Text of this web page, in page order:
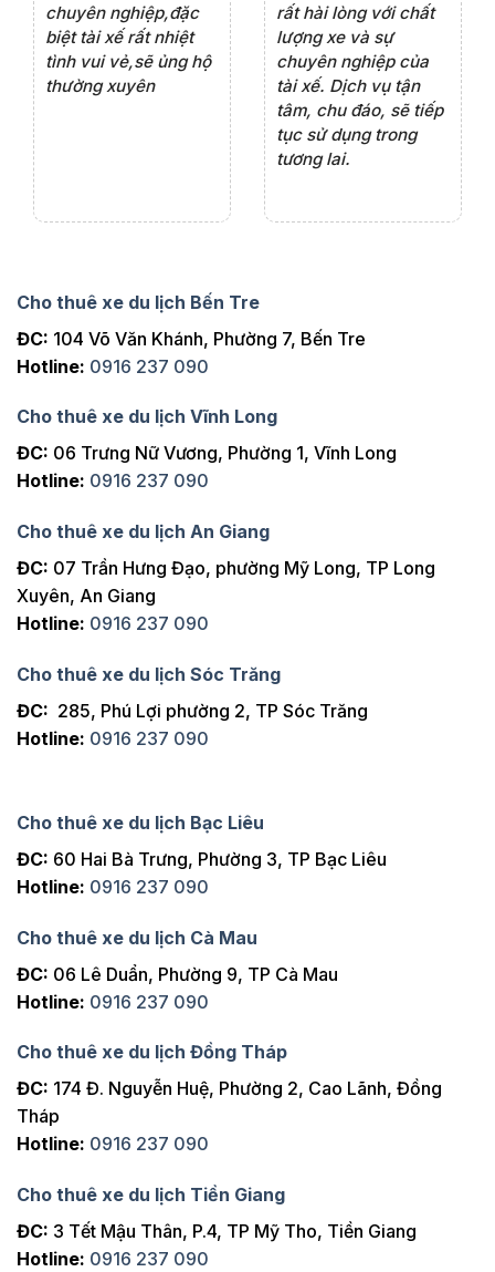
chuyên nghiệp,đặc
biệt tài xế rất nhiệt
tình vui vẻ,sẽ ủng hộ
thường xuyên
rất hài lòng với chất
lượng xe và sự
chuyên nghiệp của
tài xế. Dịch vụ tận
tâm, chu đáo, sẽ tiếp
tục sử dụng trong
tương lai.
Cho thuê xe du lịch Bến Tre
ĐC: 104 Võ Văn Khánh, Phường 7, Bến Tre
Hotline: 0916 237 090
Cho thuê xe du lịch Vĩnh Long
ĐC: 06 Trưng Nữ Vương, Phường 1, Vĩnh Long
Hotline: 0916 237 090
Cho thuê xe du lịch An Giang
ĐC: 07 Trần Hưng Đạo, phường Mỹ Long, TP Long
Xuyên, An Giang
Hotline: 0916 237 090
Cho thuê xe du lịch Sóc Trăng
ĐC: 285, Phú Lợi phường 2, TP Sóc Trăng
Hotline: 0916 237 090
Cho thuê xe du lịch Bạc Liêu
ĐC: 60 Hai Bà Trưng, Phường 3, TP Bạc Liêu
Hotline: 0916 237 090
Cho thuê xe du lịch Cà Mau
ĐC: 06 Lê Duẩn, Phường 9, TP Cà Mau
Hotline: 0916 237 090
Cho thuê xe du lịch Đồng Tháp
ĐC: 174 Đ. Nguyễn Huệ, Phường 2, Cao Lãnh, Đồng
Tháp
Hotline: 0916 237 090
Cho thuê xe du lịch Tiền Giang
ĐC: 3 Tết Mậu Thân, P.4, TP Mỹ Tho, Tiền Giang
Hotline: 0916 237 090